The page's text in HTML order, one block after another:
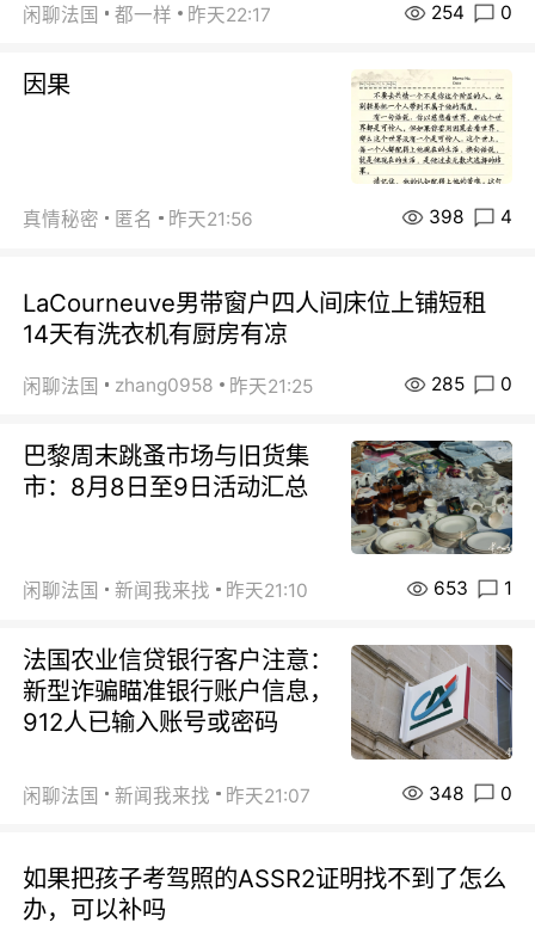
闲聊法国 都一样 昨天22:17 254 0
因果
真情秘密 匿名 昨天21:56 398 4
LaCourneuve男带窗户四人间床位上铺短租
14天有洗衣机有厨房有凉
闲聊法国 zhang0958 昨天21:25 285 0
巴黎周末跳蚤市场与旧货集
市：8月8日至9日活动汇总
闲聊法国 新闻我来找 昨天21:10 653 1
法国农业信贷银行客户注意：
新型诈骗瞄准银行账户信息，
912人已输入账号或密码
闲聊法国 新闻我来找 昨天21:07 348 0
如果把孩子考驾照的ASSR2证明找不到了怎么
办，可以补吗